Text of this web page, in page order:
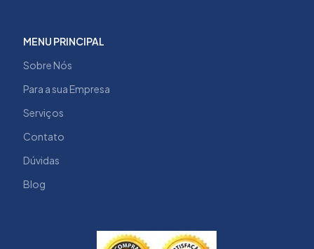
MENU PRINCIPAL
Sobre Nós
Para a sua Empresa
Serviços
Contato
Dúvidas
Blog